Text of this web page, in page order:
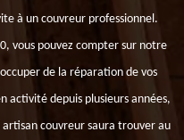
à un couvreur professionnel.
vous pouvez compter sur notre
de la réparation de vos
activité depuis plusieurs années,
couvreur saura trouver au